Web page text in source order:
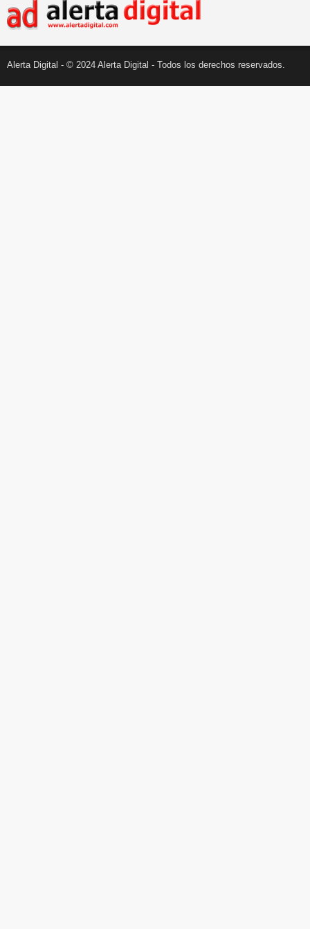
Alerta Digital - © 2024 Alerta Digital - Todos los derechos reservados.